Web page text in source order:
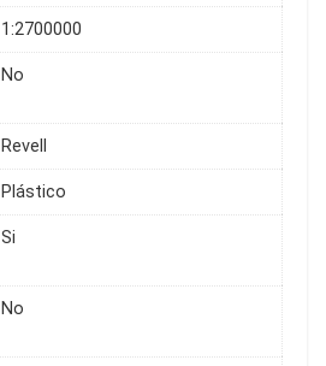
1:2700000
No
Revell
Plástico
Si
No